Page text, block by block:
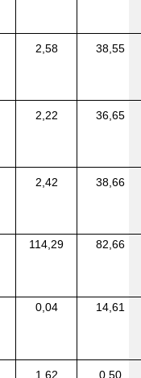
2,58 38,55
2,22 36,65
2,42 38,66
114,29 82,66
0,04 14,61
1,62 0,50